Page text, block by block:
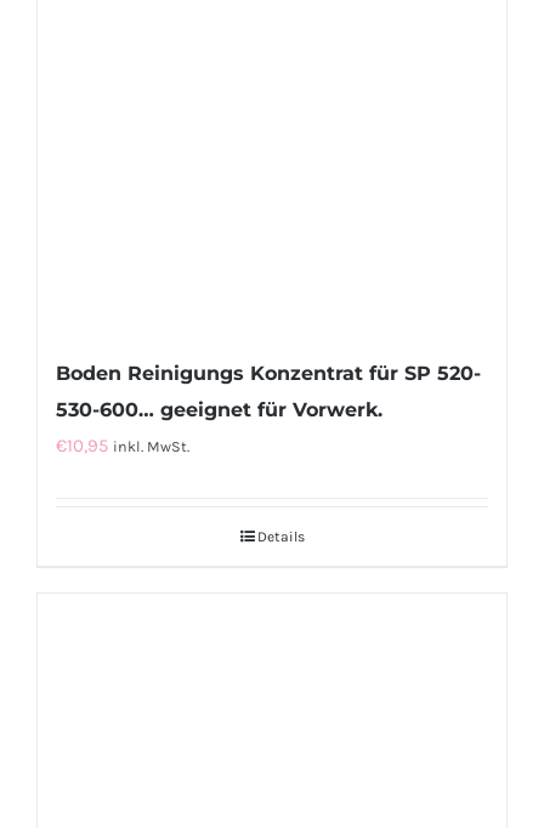
Boden Reinigungs Konzentrat für SP 520-
530-600… geeignet für Vorwerk.
€10,95 inkl. MwSt.
Details